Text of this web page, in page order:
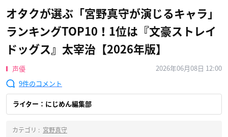
オタクが選ぶ「宮野真守が演じるキャラ」
ランキングTOP10！1位は『文豪ストレイ
ドッグス』太宰治【2026年版】
声優
2026年06月08日 12:00
9
ライター：にじめん編集部
カテゴリ : 宮野真守